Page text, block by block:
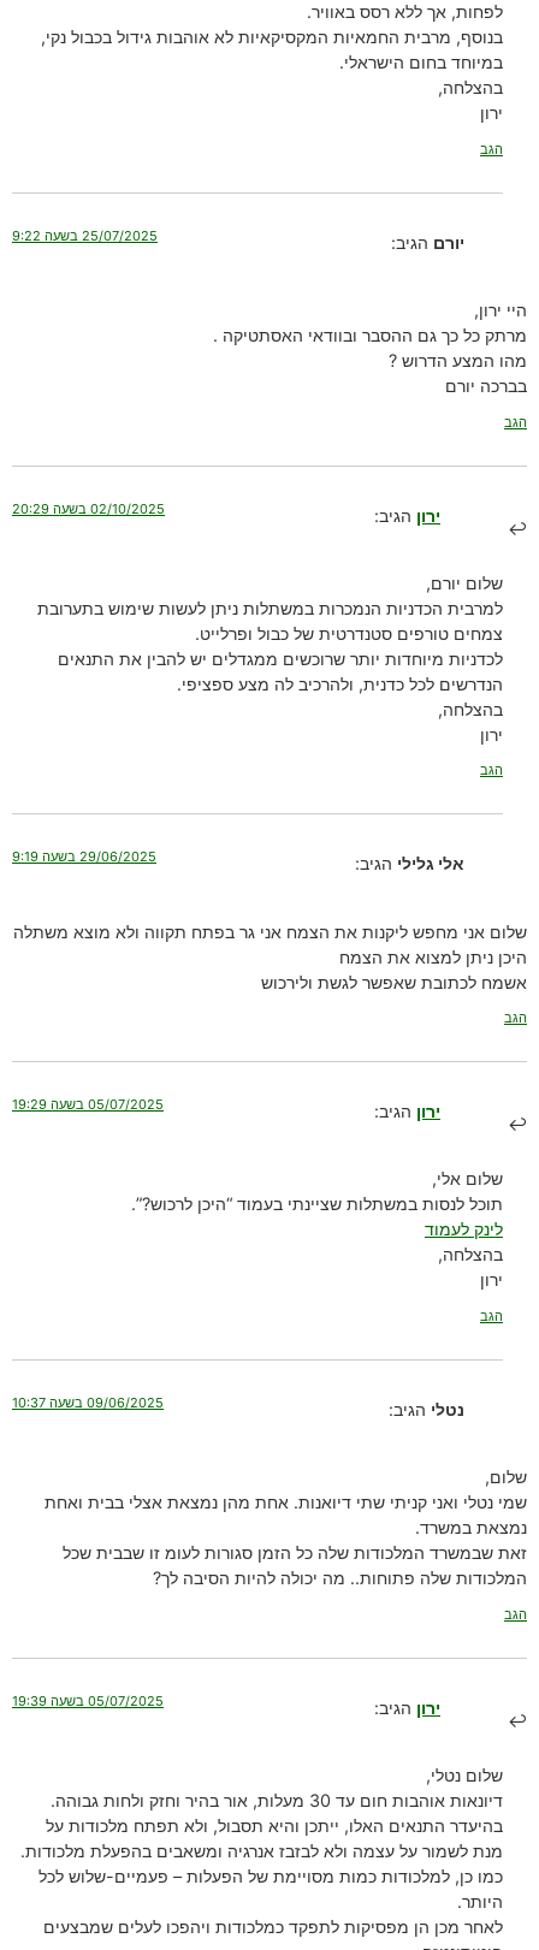
לפחות, אך ללא רסס באוויר.
בנוסף, מרבית החמאיות המקסיקאיות לא אוהבות גידול בכבול נקי,
במיוחד בחום הישראלי.
בהצלחה,
ירון
הגב
יורם הגיב: 25/07/2025 בשעה 9:22
היי ירון,
מרתק כל כך גם ההסבר ובוודאי האסתטיקה .
מהו המצע הדרוש ?
בברכה יורם
הגב
ירון הגיב: 02/10/2025 בשעה 20:29
שלום יורם,
למרבית הכדניות הנמכרות במשתלות ניתן לעשות שימוש בתערובת
צמחים טורפים סטנדרטית של כבול ופרלייט.
לכדניות מיוחדות יותר שרוכשים ממגדלים יש להבין את התנאים
הנדרשים לכל כדנית, ולהרכיב לה מצע ספציפי.
בהצלחה,
ירון
הגב
אלי גלילי הגיב: 29/06/2025 בשעה 9:19
שלום אני מחפש ליקנות את הצמח אני גר בפתח תקווה ולא מוצא משתלה
היכן ניתן למצוא את הצמח
אשמח לכתובת שאפשר לגשת ולירכוש
הגב
ירון הגיב: 05/07/2025 בשעה 19:29
שלום אלי,
תוכל לנסות במשתלות שציינתי בעמוד “היכן לרכוש?”.
לינק לעמוד
בהצלחה,
ירון
הגב
נטלי הגיב: 09/06/2025 בשעה 10:37
שלום,
שמי נטלי ואני קניתי שתי דיואנות. אחת מהן נמצאת אצלי בבית ואחת
נמצאת במשרד.
זאת שבמשרד המלכודות שלה כל הזמן סגורות לעומ זו שבבית שכל
המלכודות שלה פתוחות.. מה יכולה להיות הסיבה לך?
הגב
ירון הגיב: 05/07/2025 בשעה 19:39
שלום נטלי,
דיונאות אוהבות חום עד 30 מעלות, אור בהיר וחזק ולחות גבוהה.
בהיעדר התנאים האלו, ייתכן והיא תסבול, ולא תפתח מלכודות על
מנת לשמור על עצמה ולא לבזבז אנרגיה ומשאבים בהפעלת מלכודות.
כמו כן, למלכודות כמות מסויימת של הפעלות – פעמיים-שלוש לכל
היותר.
לאחר מכן הן מפסיקות לתפקד כמלכודות ויהפכו לעלים שמבצעים